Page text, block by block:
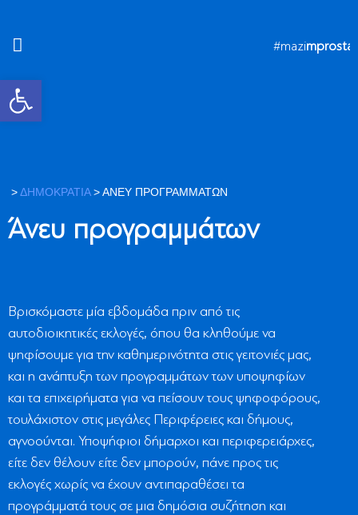
Ανοίξτε τη γραμμή εργαλείων
#mazimprosta
>ΔΗΜΟΚΡΑΤΙΑ>ΆΝΕΥ ΠΡΟΓΡΑΜΜΆΤΩΝ
Άνευ προγραμμάτων
Βρισκόμαστε μία εβδομάδα πριν από τις
αυτοδιοικητικές εκλογές, όπου θα κληθούμε να
ψηφίσουμε για την καθημερινότητα στις γειτονιές μας,
και η ανάπτυξη των προγραμμάτων των υποψηφίων
και τα επιχειρήματα για να πείσουν τους ψηφοφόρους,
τουλάχιστον στις μεγάλες Περιφέρειες και δήμους,
αγνοούνται. Υποψήφιοι δήμαρχοι και περιφερειάρχες,
είτε δεν θέλουν είτε δεν μπορούν, πάνε προς τις
εκλογές χωρίς να έχουν αντιπαραθέσει τα
προγράμματά τους σε μια δημόσια συζήτηση και